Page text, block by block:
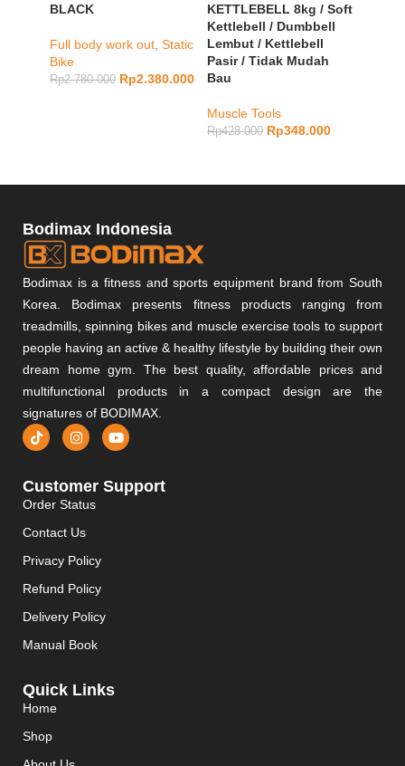
BLACK
Full body work out Static
Bike
Rp2.780.000 Rp2.380.000
KETTLEBELL 8kg / Soft
Kettlebell / Dumbbell
Lembut / Kettlebell
Pasir / Tidak Mudah
Bau
Muscle Tools
Rp428.000 Rp348.000
Bodimax Indonesia
Bodimax is a fitness and sports equipment brand from South
Korea. Bodimax presents fitness products ranging from
treadmills, spinning bikes and muscle exercise tools to support
people having an active & healthy lifestyle by building their own
dream home gym. The best quality, affordable prices and
multifunctional products in a compact design are the
signatures of BODIMAX.
Customer Support
Order Status
Contact Us
Privacy Policy
Refund Policy
Delivery Policy
Manual Book
Quick Links
Home
Shop